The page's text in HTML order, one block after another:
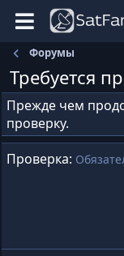
Форумы
Требуется
Прежде чем
проверку.
Проверка